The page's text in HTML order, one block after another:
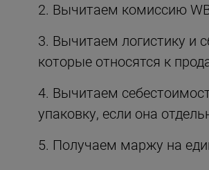
Вычитаем комиссию
Вычитаем логистику и
которые относятся к
Вычитаем
упаковку, если она
Получаем маржу на